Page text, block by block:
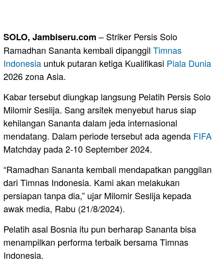
SOLO, Jambiseru.com – Striker Persis Solo
Ramadhan Sananta kembali dipanggil Timnas
Indonesia untuk putaran ketiga Kualifikasi Piala Dunia
2026 zona Asia.
Kabar tersebut diungkap langsung Pelatih Persis Solo
Milomir Seslija. Sang arsitek menyebut harus siap
kehilangan Sananta dalam jeda internasional
mendatang. Dalam periode tersebut ada agenda FIFA
Matchday pada 2-10 September 2024.
“Ramadhan Sananta kembali mendapatkan panggilan
dari Timnas Indonesia. Kami akan melakukan
persiapan tanpa dia,” ujar Milomir Seslija kepada
awak media, Rabu (21/8/2024).
Pelatih asal Bosnia itu pun berharap Sananta bisa
menampilkan performa terbaik bersama Timnas
Indonesia.